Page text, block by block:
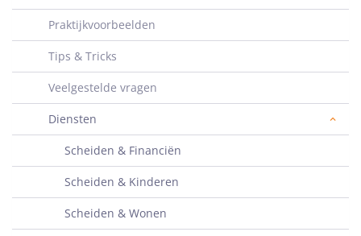
Praktijkvoorbeelden
Tips & Tricks
Veelgestelde vragen
Diensten
Scheiden & Financiën
Scheiden & Kinderen
Scheiden & Wonen